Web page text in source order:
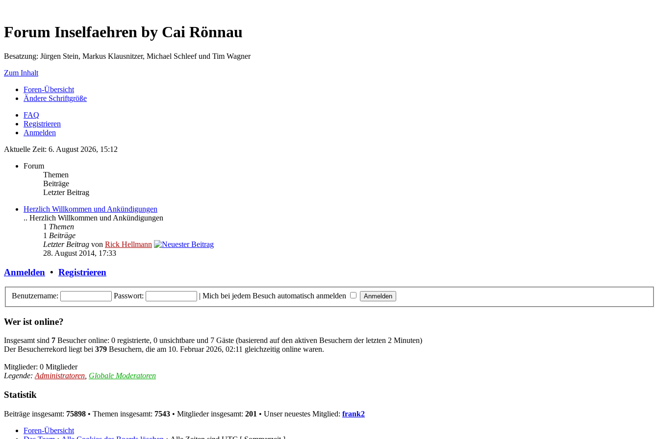
Forum Inselfaehren by Cai Rönnau
Besatzung: Jürgen Stein, Markus Klausnitzer, Michael Schleef und Tim Wagner
Zum Inhalt
Foren-Übersicht
Ändere Schriftgröße
FAQ
Registrieren
Anmelden
Aktuelle Zeit: 6. August 2026, 15:12
Forum
Themen
Beiträge
Letzter Beitrag
Herzlich Willkommen und Ankündigungen
.. Herzlich Willkommen und Ankündigungen
1 Themen
1 Beiträge
Letzter Beitrag von Rick Hellmann
28. August 2014, 17:33
Anmelden • Registrieren
Benutzername: Passwort: | Mich bei jedem Besuch automatisch anmelden
Wer ist online?
Insgesamt sind 7 Besucher online: 0 registrierte, 0 unsichtbare und 7 Gäste (basierend auf den aktiven Besuchern der letzten 2 Minuten)
Der Besucherrekord liegt bei 379 Besuchern, die am 10. Februar 2026, 02:11 gleichzeitig online waren.
Mitglieder: 0 Mitglieder
Legende: Administratoren Globale Moderatoren
Statistik
Beiträge insgesamt: 75898 • Themen insgesamt: 7543 • Mitglieder insgesamt: 201 • Unser neuestes Mitglied: frank2
Foren-Übersicht